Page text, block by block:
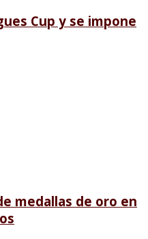
Cup y se impone
medallas de oro en